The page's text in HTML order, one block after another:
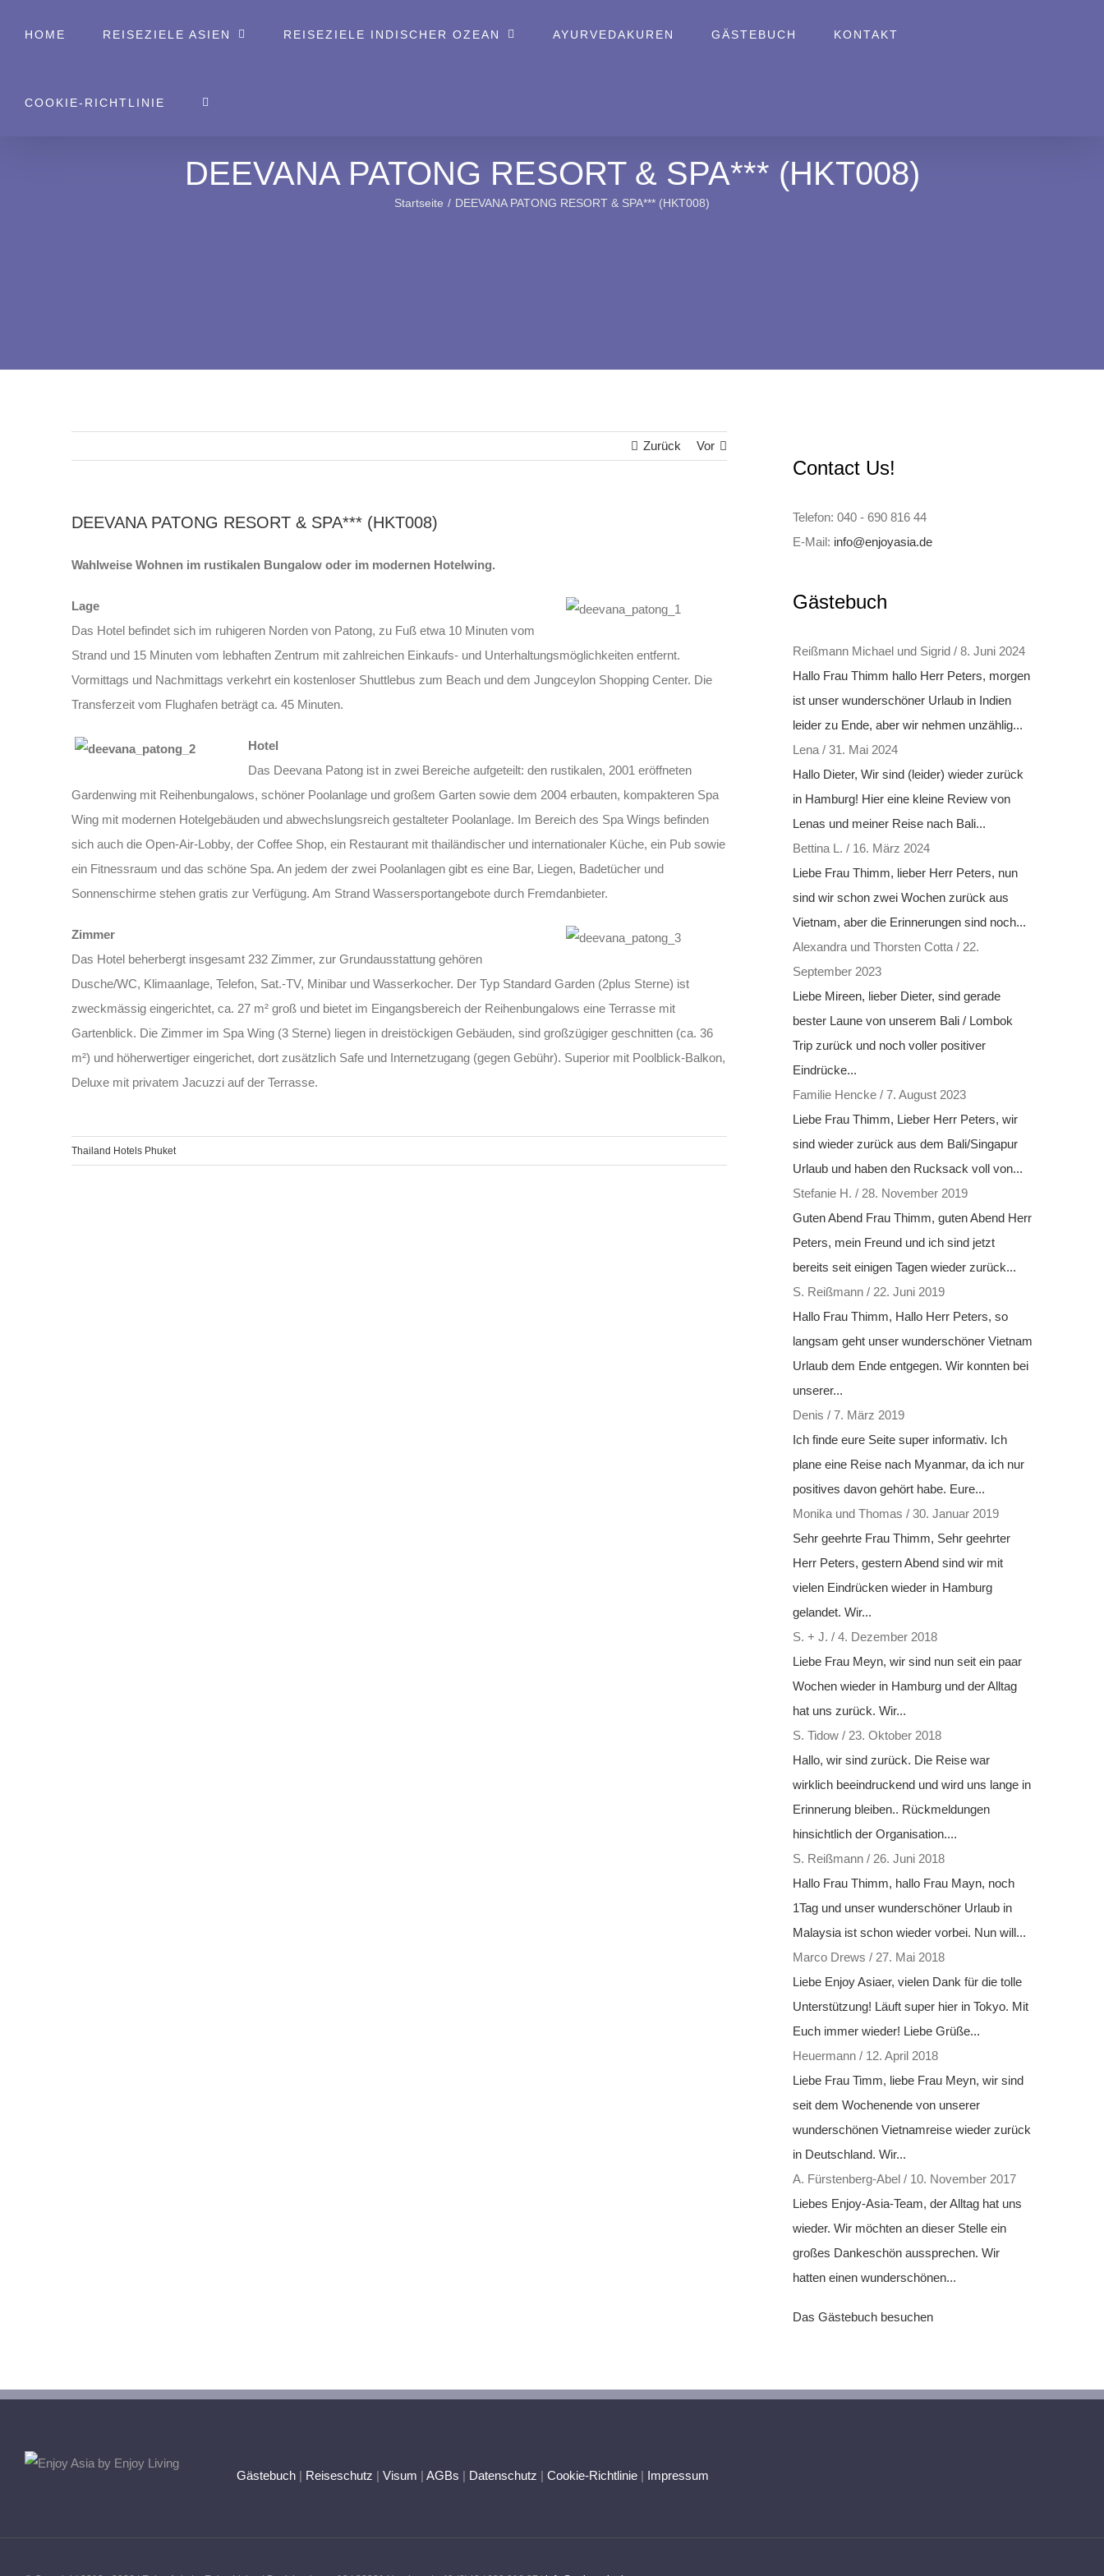
InhaltHOME REISEZIELE ASIEN REISEZIELE INDISCHER OZEAN AYURVEDAKUREN GÄSTEBUCH KONTAKT
COOKIE-RICHTLINIE
DEEVANA PATONG RESORT & SPA*** (HKT008)
Startseite DEEVANA PATONG RESORT & SPA*** (HKT008)
Zurück Vor
DEEVANA PATONG RESORT & SPA*** (HKT008)
Wahlweise Wohnen im rustikalen Bungalow oder im modernen Hotelwing.
Lage
Das Hotel befindet sich im ruhigeren Norden von Patong, zu Fuß etwa 10 Minuten vom
Strand und 15 Minuten vom lebhaften Zentrum mit zahlreichen Einkaufs- und Unterhaltungsmöglichkeiten entfernt.
Vormittags und Nachmittags verkehrt ein kostenloser Shuttlebus zum Beach und dem Jungceylon Shopping Center. Die
Transferzeit vom Flughafen beträgt ca. 45 Minuten.
Hotel
Das Deevana Patong ist in zwei Bereiche aufgeteilt: den rustikalen, 2001 eröffneten
Gardenwing mit Reihenbungalows, schöner Poolanlage und großem Garten sowie dem 2004 erbauten, kompakteren Spa
Wing mit modernen Hotelgebäuden und abwechslungsreich gestalteter Poolanlage. Im Bereich des Spa Wings befinden
sich auch die Open-Air-Lobby, der Coffee Shop, ein Restaurant mit thailändischer und internationaler Küche, ein Pub sowie
ein Fitnessraum und das schöne Spa. An jedem der zwei Poolanlagen gibt es eine Bar, Liegen, Badetücher und
Sonnenschirme stehen gratis zur Verfügung. Am Strand Wassersportangebote durch Fremdanbieter.
Zimmer
Das Hotel beherbergt insgesamt 232 Zimmer, zur Grundausstattung gehören
Dusche/WC, Klimaanlage, Telefon, Sat.-TV, Minibar und Wasserkocher. Der Typ Standard Garden (2plus Sterne) ist
zweckmässig eingerichtet, ca. 27 m² groß und bietet im Eingangsbereich der Reihenbungalows eine Terrasse mit
Gartenblick. Die Zimmer im Spa Wing (3 Sterne) liegen in dreistöckigen Gebäuden, sind großzügiger geschnitten (ca. 36
m²) und höherwertiger eingerichet, dort zusätzlich Safe und Internetzugang (gegen Gebühr). Superior mit Poolblick-Balkon,
Deluxe mit privatem Jacuzzi auf der Terrasse.
Thailand Hotels Phuket
Contact Us!
Telefon: 040 - 690 816 44
E-Mail: info@enjoyasia.de
Gästebuch
Reißmann Michael und Sigrid/ 8. Juni 2024
Hallo Frau Thimm hallo Herr Peters, morgen
ist unser wunderschöner Urlaub in Indien
leider zu Ende, aber wir nehmen unzählig...
Lena/ 31. Mai 2024
Hallo Dieter, Wir sind (leider) wieder zurück
in Hamburg! Hier eine kleine Review von
Lenas und meiner Reise nach Bali...
Bettina L. / 16. März 2024
Liebe Frau Thimm, lieber Herr Peters, nun
sind wir schon zwei Wochen zurück aus
Vietnam, aber die Erinnerungen sind noch...
Alexandra und Thorsten Cotta/ 22.
September 2023
Liebe Mireen, lieber Dieter, sind gerade
bester Laune von unserem Bali / Lombok
Trip zurück und noch voller positiver
Eindrücke...
Familie Hencke/ 7. August 2023
Liebe Frau Thimm, Lieber Herr Peters, wir
sind wieder zurück aus dem Bali/Singapur
Urlaub und haben den Rucksack voll von...
Stefanie H. / 28. November 2019
Guten Abend Frau Thimm, guten Abend Herr
Peters, mein Freund und ich sind jetzt
bereits seit einigen Tagen wieder zurück...
S. Reißmann/ 22. Juni 2019
Hallo Frau Thimm, Hallo Herr Peters, so
langsam geht unser wunderschöner Vietnam
Urlaub dem Ende entgegen. Wir konnten bei
unserer...
Denis / 7. März 2019
Ich finde eure Seite super informativ. Ich
plane eine Reise nach Myanmar, da ich nur
positives davon gehört habe. Eure...
Monika und Thomas / 30. Januar 2019
Sehr geehrte Frau Thimm, Sehr geehrter
Herr Peters, gestern Abend sind wir mit
vielen Eindrücken wieder in Hamburg
gelandet. Wir...
S. + J. / 4. Dezember 2018
Liebe Frau Meyn, wir sind nun seit ein paar
Wochen wieder in Hamburg und der Alltag
hat uns zurück. Wir...
S. Tidow/ 23. Oktober 2018
Hallo, wir sind zurück. Die Reise war
wirklich beeindruckend und wird uns lange in
Erinnerung bleiben.. Rückmeldungen
hinsichtlich der Organisation....
S. Reißmann/ 26. Juni 2018
Hallo Frau Thimm, hallo Frau Mayn, noch
1Tag und unser wunderschöner Urlaub in
Malaysia ist schon wieder vorbei. Nun will...
Marco Drews / 27. Mai 2018
Liebe Enjoy Asiaer, vielen Dank für die tolle
Unterstützung! Läuft super hier in Tokyo. Mit
Euch immer wieder! Liebe Grüße...
Heuermann/ 12. April 2018
Liebe Frau Timm, liebe Frau Meyn, wir sind
seit dem Wochenende von unserer
wunderschönen Vietnamreise wieder zurück
in Deutschland. Wir...
A. Fürstenberg-Abel/ 10. November 2017
Liebes Enjoy-Asia-Team, der Alltag hat uns
wieder. Wir möchten an dieser Stelle ein
großes Dankeschön aussprechen. Wir
hatten einen wunderschönen...
Das Gästebuch besuchen
Gästebuch | Reiseschutz | Visum | AGBs | Datenschutz | Cookie-Richtlinie | Impressum